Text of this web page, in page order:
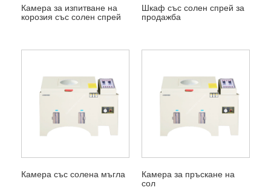
Камера за изпитване на
корозия със солен спрей
Шкаф със солен спрей за
продажба
Камера със солена мъгла
Камера за пръскане на
сол